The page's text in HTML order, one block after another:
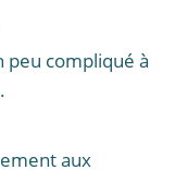
peu compliqué à
aux